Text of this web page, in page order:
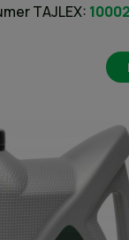
TAJLEX: 10002